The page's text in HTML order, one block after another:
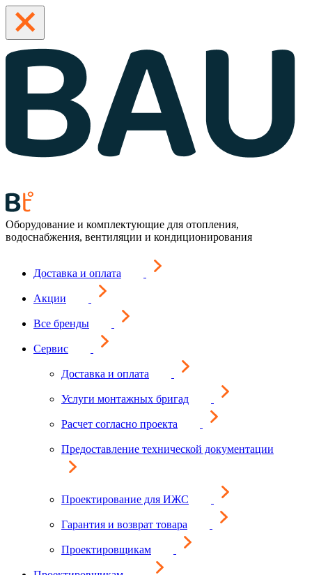
Оборудование и комплектующие для отопления,
водоснабжения, вентиляции и кондиционирования
Доставка и оплата
Акции
Все бренды
Сервис
Доставка и оплата
Услуги монтажных бригад
Расчет согласно проекта
Предоставление технической документации
Проектирование для ИЖС
Гарантия и возврат товара
Проектировщикам